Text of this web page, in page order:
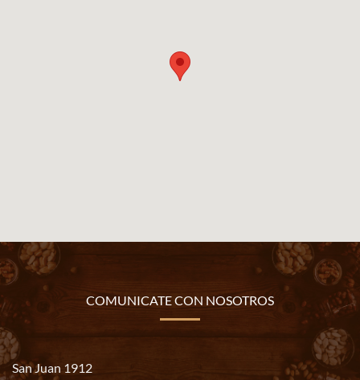
COMUNICATE CON NOSOTROS
San Juan 1912